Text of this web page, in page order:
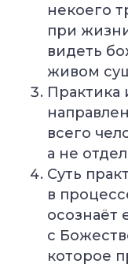
некоего
при
видеть
живом
Практика
всего
а не
Суть
в
осознаёт
с
которое
Йогатерапия
опорно-
двигательного
аппарата
Длительность: 24-28
Подробнее